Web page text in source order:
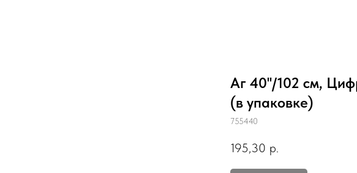
Аг 40''/102 см,
(в упаковке)
755440
195,30 р.